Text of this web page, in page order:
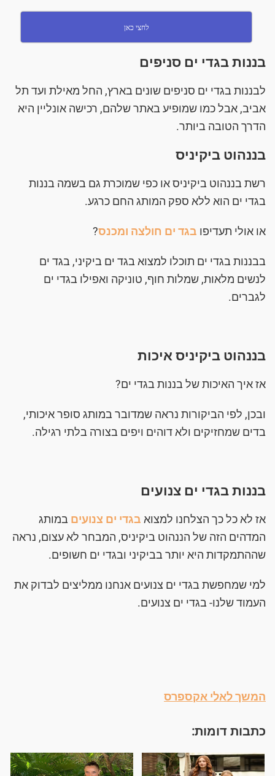
לחצי כאן
בננות בגדי ים סניפים
לבננות בגדי ים סניפים שונים בארץ, החל מאילת ועד תל
אביב, אבל כמו שמופיע באתר שלהם, רכישה אונליין היא
הדרך הטובה ביותר.
בננהוט ביקיניס
רשת בננהוט ביקיניס או כפי שמוכרת גם בשמה בננות
בגדי ים הוא ללא ספק המותג החם כרגע.
או אולי תעדיפו בגד ים חולצה ומכנס?
בבננות בגדי ים תוכלו למצוא בגד ים ביקיני, בגד ים
לנשים מלאות, שמלות חוף, טוניקה ואפילו בגדי ים
לגברים.
בננהוט ביקיניס איכות
אז איך האיכות של בננות בגדי ים?
ובכן, לפי הביקורות נראה שמדובר במותג סופר איכותי,
בדים שמחזיקים ולא דוהים ויפים בצורה בלתי רגילה.
בננות בגדי ים צנועים
אז לא כל כך הצלחנו למצוא בגדי ים צנועים במותג
המדהים הזה של הננהוט ביקיניס, המבחר לא עצום, נראה
שההתמקדות היא יותר בביקיני ובגדי ים חשופים.
למי שמחפשת בגדי ים צנועים אנחנו ממליצים לבדוק את
העמוד שלנו- בגדי ים צנועים.
המשך לאלי אקספרס
כתבות דומות: